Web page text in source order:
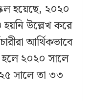
হয়েছে, ২০২০
উল্লেখ করে
আর্থিকভাবে
হলে ২০২০ সালে
সালে তা ৩৩